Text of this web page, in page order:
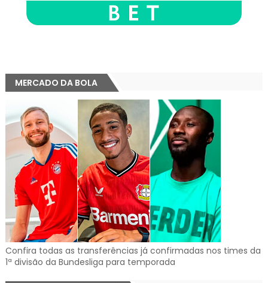
MERCADO DA BOLA
Confira todas as transferências já confirmadas nos times da
1ª divisão da Bundesliga para temporada